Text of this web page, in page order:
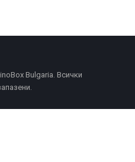
Bulgaria. Всички